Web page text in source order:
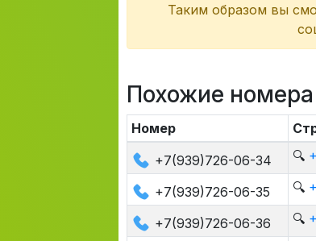
Таким образом вы
Похожие номера
Номер
+7(939)726-06-34
🔍
+7(939)726-06-35 🔍
+7(939)726-06-36 🔍